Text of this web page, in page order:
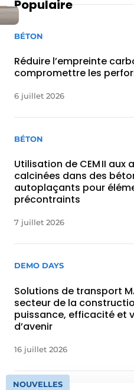
Populaire
BÉTON
Réduire l’empreinte
compromettre les
6 juillet 2026
BÉTON
Utilisation de CEM II aux
calcinées dans des
autoplaçants pour
précontraints
7 juillet 2026
DEMO DAYS
Solutions de transport
secteur de la
puissance, efficacité et
d’avenir
16 juillet 2026
NOUVELLES